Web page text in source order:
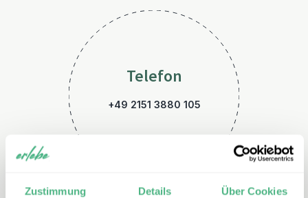
Zustimmung Details Über Cookies
Telefon
+49 2151 3880 105